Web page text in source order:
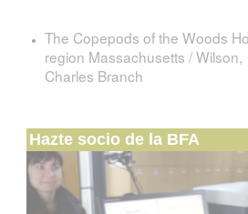
The Copepods of the Woods
region Massachusetts / Wilson,
Charles Branch
Hazte socio de la BFA